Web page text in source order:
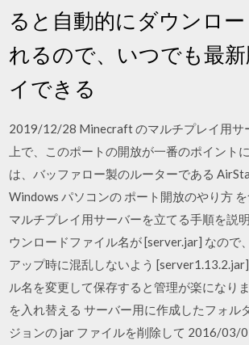
ると自動的にダウンロー
れるので、いつでも最
イできる
2019/12/28 Minecraft のマルチプレイ用サ
上で、このポートの開放が一番のポイント
は、バッファロー製のルーターである
Windows パソコンの ポート開放のやり方
マルチプレイ用サーバーを立てる手順を説
ウンロードファイル名が [server.jar] なので
アップ時に混乱しないよう
ル名を変更して保存すると管理が楽になり
を入れ替える サーバー用に作成したフォル
ジョンの jar ファイルを削除して 2016/03/